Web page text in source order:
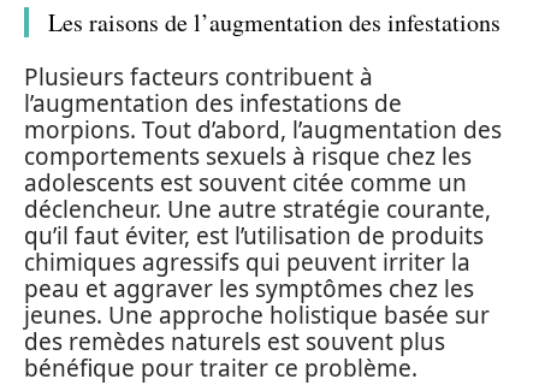
Les raisons de l’augmentation des infestations
Plusieurs facteurs contribuent à
l’augmentation des infestations de
morpions. Tout d’abord, l’augmentation des
comportements sexuels à risque chez les
adolescents est souvent citée comme un
déclencheur. Une autre stratégie courante,
qu’il faut éviter, est l’utilisation de produits
chimiques agressifs qui peuvent irriter la
peau et aggraver les symptômes chez les
jeunes. Une approche holistique basée sur
des remèdes naturels est souvent plus
bénéfique pour traiter ce problème.